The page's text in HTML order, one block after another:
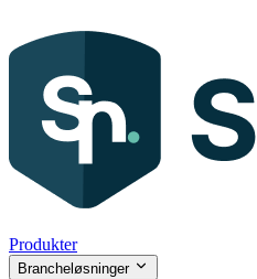
Produkter
Brancheløsninger